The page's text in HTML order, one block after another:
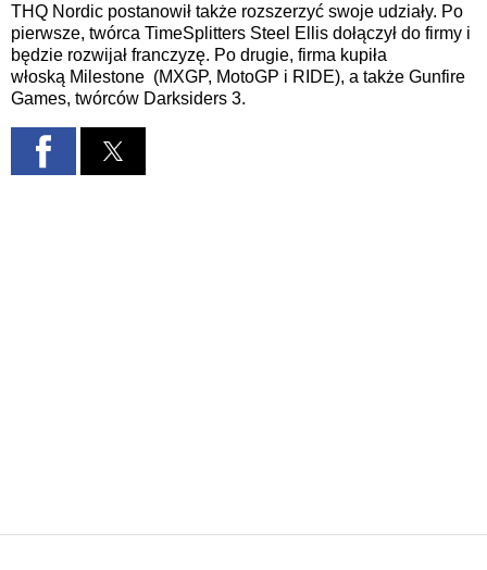
THQ Nordic postanowił także rozszerzyć swoje udziały. Po
pierwsze, twórca TimeSplitters Steel Ellis dołączył do firmy i
będzie rozwijał franczyzę. Po drugie, firma kupiła
włoską Milestone (MXGP, MotoGP i RIDE), a także Gunfire
Games, twórców Darksiders 3.